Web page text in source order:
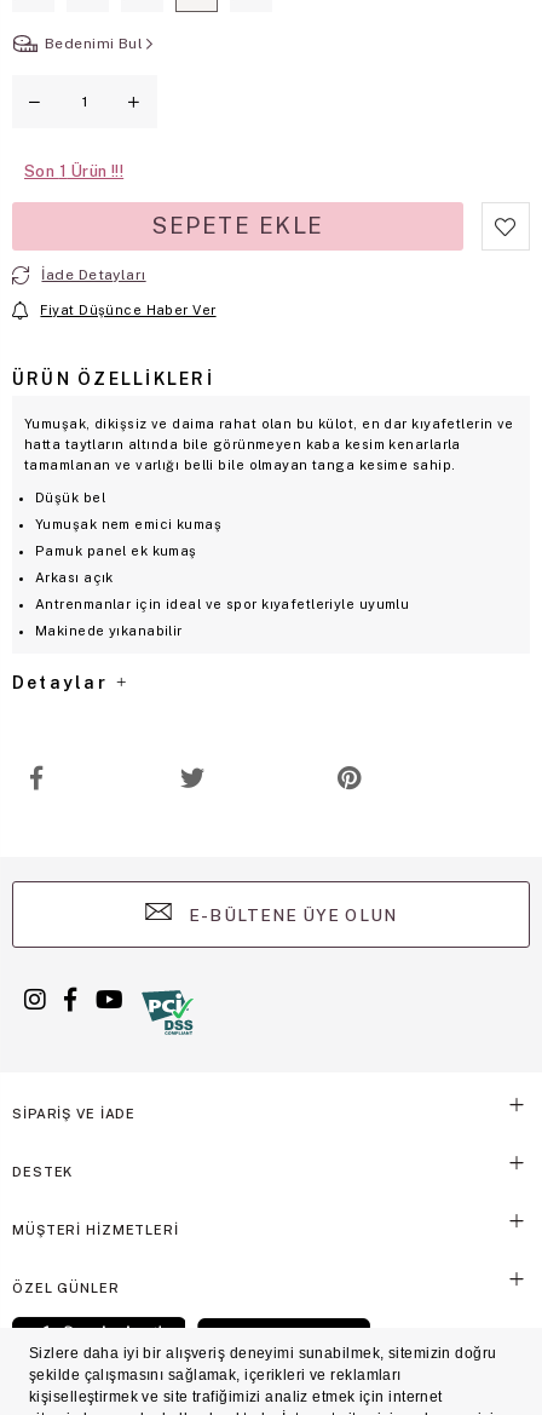
Bedenimi Bul
Son 1
İade Detayları
Fiyat Düşünce Haber Ver
ÜRÜN ÖZELLIKLERI
Yumuşak, dikişsiz ve daima rahat olan bu külot, en dar kıyafetlerin ve
hatta taytların altında bile görünmeyen kaba kesim kenarlarla
tamamlanan ve varlığı belli bile olmayan tanga kesime sahip.
Düşük bel
Yumuşak nem emici kumaş
Pamuk panel ek kumaş
Arkası açık
Antrenmanlar için ideal ve spor kıyafetleriyle uyumlu
Makinede yıkanabilir
Detaylar
E-BÜLTENE ÜYE OLUN
SİPARİŞ VE İADE
DESTEK
MÜŞTERİ HİZMETLERİ
ÖZEL GÜNLER